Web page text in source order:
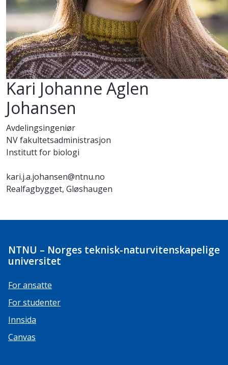
Kari Johanne Aglen
Johansen
Avdelingsingeniør
NV fakultetsadministrasjon
Institutt for biologi
kari.j.a.johansen@ntnu.no
Realfagbygget, Gløshaugen
NTNU – Norges teknisk-naturvitenskapelige
universitet
For ansatte
For studenter
Innsida
Canvas